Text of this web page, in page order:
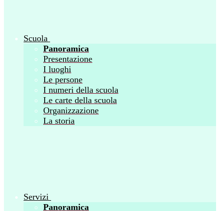
Scuola
Panoramica
Presentazione
I luoghi
Le persone
I numeri della scuola
Le carte della scuola
Organizzazione
La storia
Servizi
Panoramica